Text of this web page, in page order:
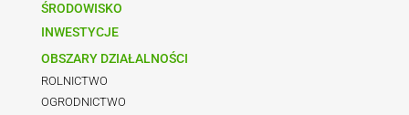
ŚRODOWISKO
INWESTYCJE
OBSZARY DZIAŁALNOŚCI
ROLNICTWO
OGRODNICTWO